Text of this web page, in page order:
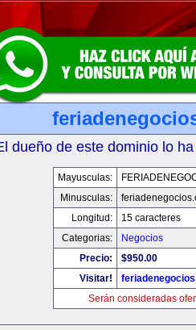
dueño de este dominio lo
Mayusculas:
Minusculas:
Longitud:
15 caracteres
Categorias:
Negocios
Precio:
$950.00
Visitar!
Serán consideradas